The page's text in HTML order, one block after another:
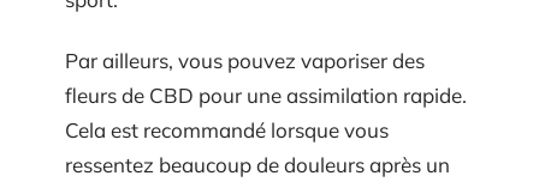
Par ailleurs, vous pouvez vaporiser des
fleurs de CBD pour une assimilation rapide.
Cela est recommandé lorsque vous
ressentez beaucoup de douleurs après un